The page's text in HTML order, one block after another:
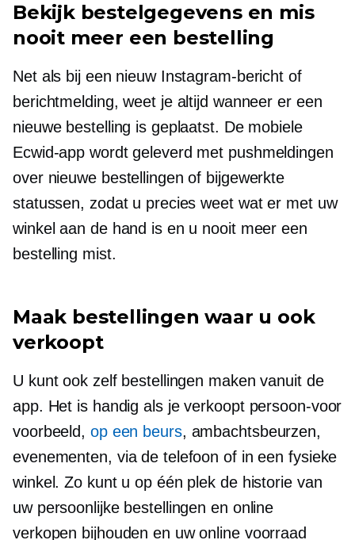
Bekijk bestelgegevens en mis
nooit meer een bestelling
Net als bij een nieuw Instagram-bericht of
berichtmelding, weet je altijd wanneer er een
nieuwe bestelling is geplaatst. De mobiele
Ecwid-app wordt geleverd met pushmeldingen
over nieuwe bestellingen of bijgewerkte
statussen, zodat u precies weet wat er met uw
winkel aan de hand is en u nooit meer een
bestelling mist.
Maak bestellingen waar u ook
verkoopt
U kunt ook zelf bestellingen maken vanuit de
app. Het is handig als je verkoopt persoon-voor
voorbeeld, op een beurs, ambachtsbeurzen,
evenementen, via de telefoon of in een fysieke
winkel. Zo kunt u op één plek de historie van
uw persoonlijke bestellingen en online
verkopen bijhouden en uw online voorraad